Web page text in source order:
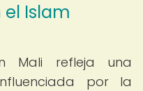
el Islam
Mali refleja una
por la